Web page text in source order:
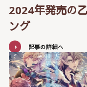
2024年発売の
ング
記事の詳細へ